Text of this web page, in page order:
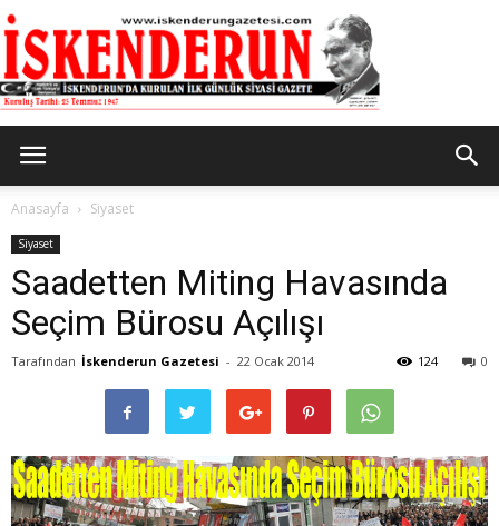
Gazetesi
Anasayfa Siyaset
Siyaset
Saadetten Miting Havasında
Seçim Bürosu Açılışı
Tarafından İskenderun Gazetesi - 22 Ocak 2014 0
124